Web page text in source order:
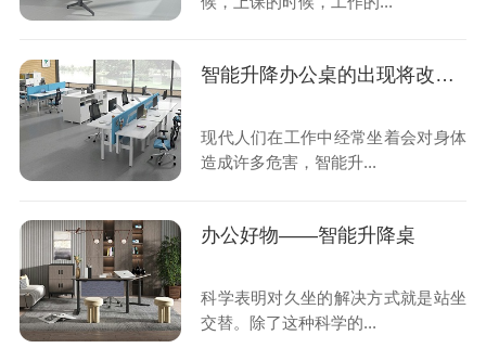
智能升降办公桌的出现将改变我们的办公方式
现代人们在工作中经常坐着会对身体
造成许多危害，智能升...
办公好物——智能升降桌
科学表明对久坐的解决方式就是站坐
交替。除了这种科学的...